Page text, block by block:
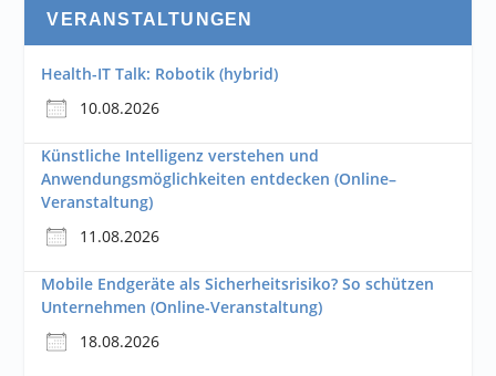
VERANSTALTUNGEN
Health-IT Talk: Robotik (hybrid)
10.08.2026
Künstliche Intelligenz verstehen und
Anwendungsmöglichkeiten entdecken (Online–
Veranstaltung)
11.08.2026
Mobile Endgeräte als Sicherheitsrisiko? So schützen
Unternehmen (Online-Veranstaltung)
18.08.2026